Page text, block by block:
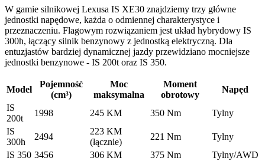
W gamie silnikowej Lexusa IS XE30 znajdziemy trzy główne
jednostki napędowe, każda o odmiennej charakterystyce i
przeznaczeniu. Flagowym rozwiązaniem jest układ hybrydowy IS
300h, łączący silnik benzynowy z jednostką elektryczną. Dla
entuzjastów bardziej dynamicznej jazdy przewidziano mocniejsze
jednostki benzynowe - IS 200t oraz IS 350.
Model
Pojemność
(cm³)
Moc
maksymalna
Moment
obrotowy
Napęd
IS
200t
1998 245 KM 350 Nm
Tylny
IS
300h
2494
223 KM
(łącznie)
221 Nm
Tylny
IS 350 3456 306 KM 375 Nm Tylny/AWD